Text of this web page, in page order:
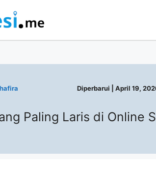
Diperbarui | April 19,
Paling Laris di Online